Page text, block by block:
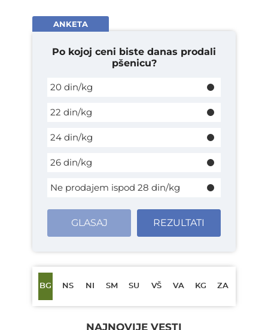
ANKETA
Po kojoj ceni biste danas prodali
pšenicu?
20 din/kg
22 din/kg
24 din/kg
26 din/kg
Ne prodajem ispod 28 din/kg
GLASAJ REZULTATI
BG NS NI SM SU VŠ VA KG ZA
NAJNOVIJE VESTI